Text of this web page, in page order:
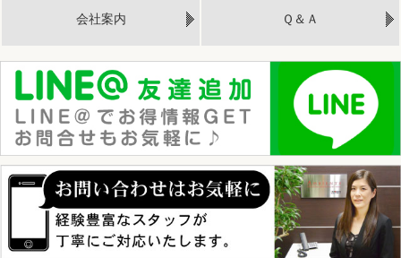
会社案内 Ｑ＆Ａ